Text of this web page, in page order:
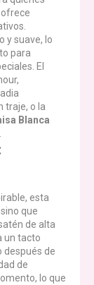
y suave, lo
para
El
traje, o la
Blanca
esta
que
de alta
un tacto
después de
de
lo que